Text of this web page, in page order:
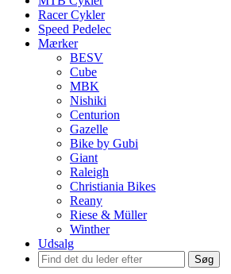
Racer Cykler
Speed Pedelec
Mærker
BESV
Cube
MBK
Nishiki
Centurion
Gazelle
Bike by Gubi
Giant
Raleigh
Christiania Bikes
Reany
Riese & Müller
Winther
Udsalg
Søg